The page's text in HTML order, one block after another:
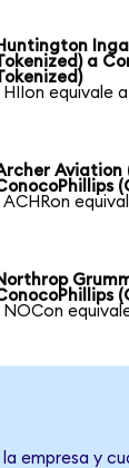
a
HIIon equivale
Aviation
ACHRon
NOCon
empresa y